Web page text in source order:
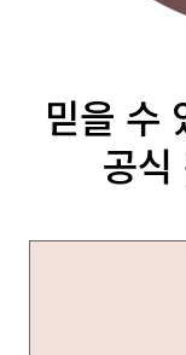
믿을 수
공식